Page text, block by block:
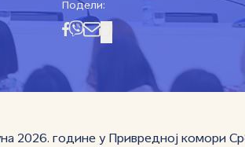
Подели:
2026. године у Привредној